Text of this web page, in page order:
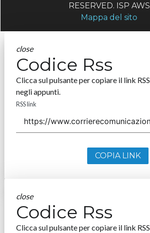
RESERVED. ISP AWS
Mappa del sito
close
Codice Rss
Clicca sul pulsante per copiare il link RSS
negli appunti.
RSS link
COPIA LINK
close
Codice Rss
Clicca sul pulsante per copiare il link RSS